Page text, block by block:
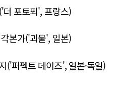
포토푀', 프랑스)
본가('괴물', 일본)
퍼펙트 데이즈', 일본·독일)